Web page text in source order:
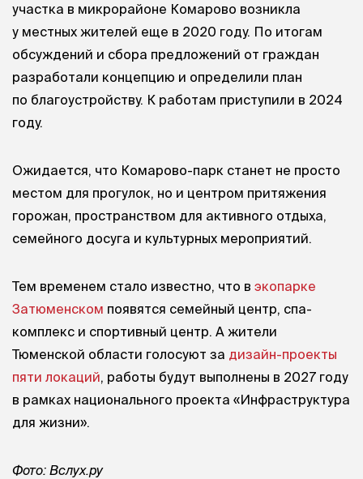
участка в микрорайоне Комарово возникла
у местных жителей еще в 2020 году. По итогам
обсуждений и сбора предложений от граждан
разработали концепцию и определили план
по благоустройству. К работам приступили в 2024
году.
Ожидается, что Комарово-парк станет не просто
местом для прогулок, но и центром притяжения
горожан, пространством для активного отдыха,
семейного досуга и культурных мероприятий.
Тем временем стало известно, что в экопарке
Затюменском появятся семейный центр, спа-
комплекс и спортивный центр. А жители
Тюменской области голосуют за дизайн-проекты
пяти локаций, работы будут выполнены в 2027 году
в рамках национального проекта «Инфраструктура
для жизни».
Фото: Вслух.ру